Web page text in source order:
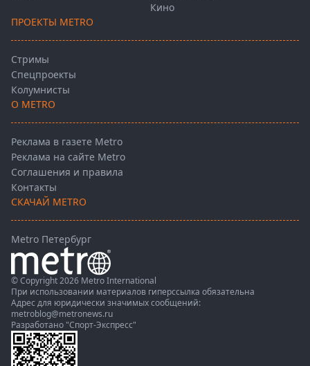
Кино
ПРОЕКТЫ METRO
Стримы
Спецпроекты
Колумнисты
О METRO
Реклама в газете Metro
Реклама на сайте Metro
Соглашения и правила
Контакты
СКАЧАЙ METRO
Metro Петербург
© Copyright 2026 Metro International
При использовании материалов гиперссылка обязательна
Адрес для юридически значимых сообщений:
metroblog@metronews.ru
Разработано "Спорт-Экспресс"